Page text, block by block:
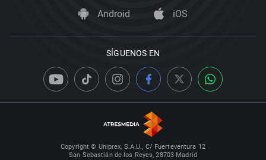
Android iOS
SÍGUENOS EN
Copyright © Uniprex, S.A.U., C/ Fuerteventura 12
San Sebastián de los Reyes, 28703 Madrid